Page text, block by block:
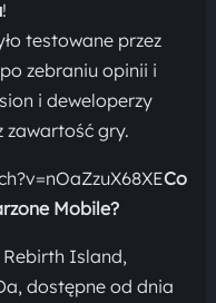
!
testowane przez
zebraniu opinii i
i deweloperzy
zawartość gry.
Co
Mobile?
Island,
dostępne od dnia